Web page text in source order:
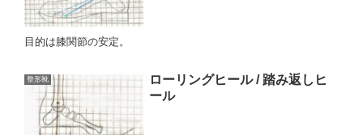
目的は膝関節の安定。
整形靴
ローリングヒール / 踏み返しヒ
ール